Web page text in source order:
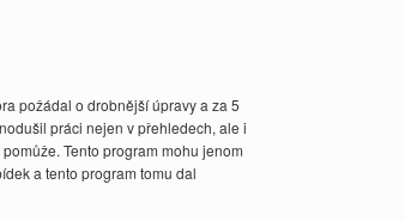
požádal o drobnější úpravy a za 5
práci nejen v přehledech, ale i
Tento program mohu jenom
a tento program tomu dal